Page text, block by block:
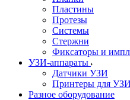
Пластины
Протезы
Системы
Стержни
Фиксаторы и
УЗИ-аппараты
Датчики УЗИ
Принтеры для УЗИ
Разное оборудование